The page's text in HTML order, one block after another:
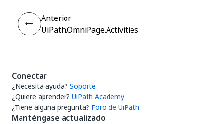
Anterior
UiPath.OmniPage.Activities
Conectar
¿Necesita ayuda? Soporte
¿Quiere aprender? UiPath Academy
¿Tiene alguna pregunta? Foro de UiPath
Manténgase actualizado